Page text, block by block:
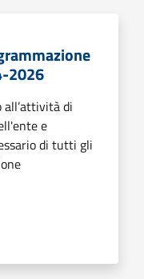
2026
all’attività di
e
di tutti gli